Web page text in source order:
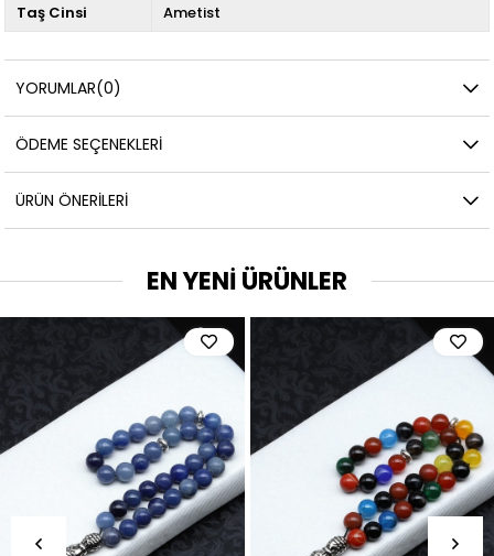
Taş Cinsi Ametist
YORUMLAR(0)
ÖDEME SEÇENEKLERI
ÜRÜN ÖNERILERI
EN YENİ ÜRÜNLER